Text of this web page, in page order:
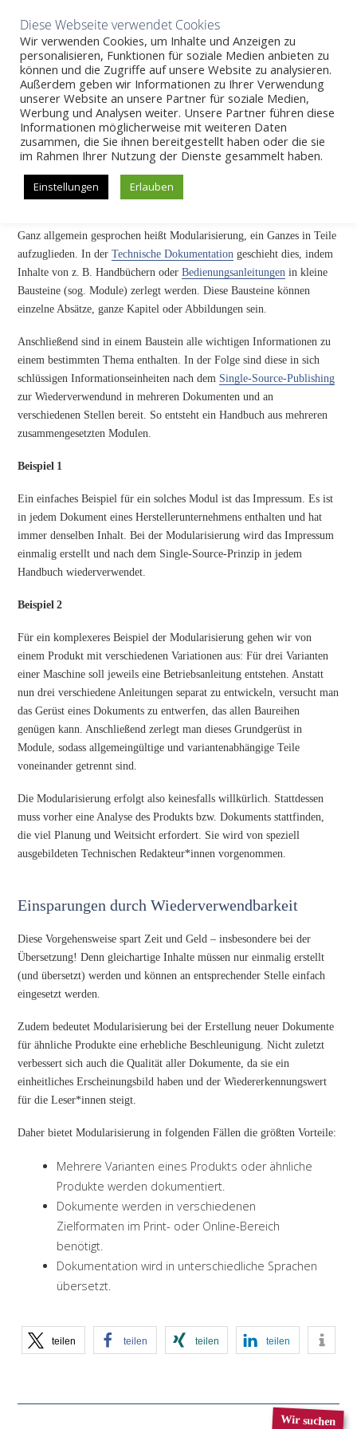
Aktuelles Unternehmen
SKIP
TO
CONTENT
Wissen>>Modularisierung
Modularisierung
Modularisierung: Inhalte zerlegen
Ganz allgemein gesprochen heißt Modularisierung, ein Ganzes in Teile
aufzuglieden. In derTechnische Dokumentation geschieht dies, indem
Inhalte von z. B. Handbüchern oderBedienungsanleitungen in kleine
Bausteine (sog. Module) zerlegt werden. Diese Bausteine können
einzelne Absätze, ganze Kapitel oder Abbildungen sein.
Anschließend sind in einem Baustein alle wichtigen Informationen zu
einem bestimmten Thema enthalten. In der Folge sind diese in sich
schlüssigen Informationseinheiten nach dem Single-Source-Publishing
zur Wiederverwendund in mehreren Dokumenten und an
verschiedenen Stellen bereit. So entsteht ein Handbuch aus mehreren
zusammengesetzten Modulen.
Beispiel 1
Ein einfaches Beispiel für ein solches Modul ist das Impressum. Es ist
in jedem Dokument eines Herstellerunternehmens enthalten und hat
immer denselben Inhalt. Bei der Modularisierung wird das Impressum
einmalig erstellt und nach dem Single-Source-Prinzip in jedem
Handbuch wiederverwendet.
Beispiel 2
Für ein komplexeres Beispiel der Modularisierung gehen wir von
einem Produkt mit verschiedenen Variationen aus: Für drei Varianten
einer Maschine soll jeweils eine Betriebsanleitung entstehen. Anstatt
nun drei verschiedene Anleitungen separat zu entwickeln, versucht man
das Gerüst eines Dokuments zu entwerfen, das allen Baureihen
genügen kann. Anschließend zerlegt man dieses Grundgerüst in
Module, sodass allgemeingültige und variantenabhängige Teile
voneinander getrennt sind.
Die Modularisierung erfolgt also keinesfalls willkürlich. Stattdessen
muss vorher eine Analyse des Produkts bzw. Dokuments stattfinden,
die viel Planung und Weitsicht erfordert. Sie wird von speziell
ausgebildeten Technischen Redakteur*innen vorgenommen.
Einsparungen durch Wiederverwendbarkeit
Diese Vorgehensweise spart Zeit und Geld – insbesondere bei der
Übersetzung! Denn gleichartige Inhalte müssen nur einmalig erstellt
(und übersetzt) werden und können an entsprechender Stelle einfach
eingesetzt werden.
Zudem bedeutet Modularisierung bei der Erstellung neuer Dokumente
für ähnliche Produkte eine erhebliche Beschleunigung. Nicht zuletzt
verbessert sich auch die Qualität aller Dokumente, da sie ein
einheitliches Erscheinungsbild haben und der Wiedererkennungswert
für die Leser*innen steigt.
Daher bietet Modularisierung in folgenden Fällen die größten Vorteile:
Mehrere Varianten eines Produkts oder ähnliche
Produkte werden dokumentiert.
Dokumente werden in verschiedenen
Zielformaten im Print- oder Online-Bereich
benötigt.
Dokumentation wird in unterschiedliche Sprachen
übersetzt.
teilen teilen teilen teilen
Wir suchen
Diese Webseite verwendet Cookies
Wir verwenden Cookies, um Inhalte und Anzeigen zu
personalisieren, Funktionen für soziale Medien anbieten zu
können und die Zugriffe auf unsere Website zu analysieren.
Außerdem geben wir Informationen zu Ihrer Verwendung
unserer Website an unsere Partner für soziale Medien,
Werbung und Analysen weiter. Unsere Partner führen diese
Informationen möglicherweise mit weiteren Daten
zusammen, die Sie ihnen bereitgestellt haben oder die sie
im Rahmen Ihrer Nutzung der Dienste gesammelt haben.
Einstellungen Erlauben